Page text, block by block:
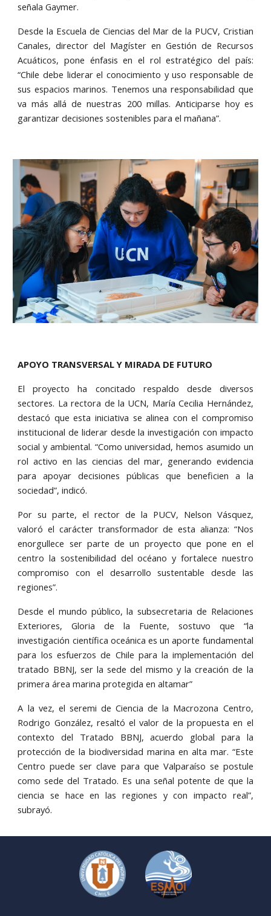
señala Gaymer.
Desde la Escuela de Ciencias del Mar de la PUCV, Cristian
Canales, director del Magíster en Gestión de Recursos
Acuáticos, pone énfasis en el rol estratégico del país:
“Chile debe liderar el conocimiento y uso responsable de
sus espacios marinos. Tenemos una responsabilidad que
va más allá de nuestras 200 millas. Anticiparse hoy es
garantizar decisiones sostenibles para el mañana”.
APOYO TRANSVERSAL Y MIRADA DE FUTURO
El proyecto ha concitado respaldo desde diversos
sectores. La rectora de la UCN, María Cecilia Hernández,
destacó que esta iniciativa se alinea con el compromiso
institucional de liderar desde la investigación con impacto
social y ambiental. “Como universidad, hemos asumido un
rol activo en las ciencias del mar, generando evidencia
para apoyar decisiones públicas que beneficien a la
sociedad”, indicó.
Por su parte, el rector de la PUCV, Nelson Vásquez,
valoró el carácter transformador de esta alianza: “Nos
enorgullece ser parte de un proyecto que pone en el
centro la sostenibilidad del océano y fortalece nuestro
compromiso con el desarrollo sustentable desde las
regiones”.
Desde el mundo público, la subsecretaria de Relaciones
Exteriores, Gloria de la Fuente, sostuvo que “la
investigación científica oceánica es un aporte fundamental
para los esfuerzos de Chile para la implementación del
tratado BBNJ, ser la sede del mismo y la creación de la
primera área marina protegida en altamar”
A la vez, el seremi de Ciencia de la Macrozona Centro,
Rodrigo González, resaltó el valor de la propuesta en el
contexto del Tratado BBNJ, acuerdo global para la
protección de la biodiversidad marina en alta mar. “Este
Centro puede ser clave para que Valparaíso se postule
como sede del Tratado. Es una señal potente de que la
ciencia se hace en las regiones y con impacto real”,
subrayó.